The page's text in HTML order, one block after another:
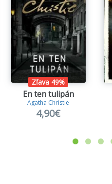
Zľava 49%
En ten tulipán
Agatha Christie
4,90€